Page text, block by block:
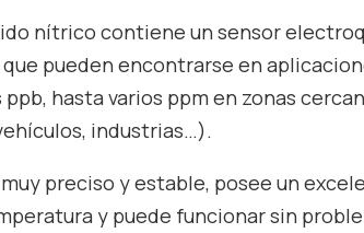
nítrico contiene un sensor
pueden encontrarse en
hasta varios ppm en zonas
industrias…).
preciso y estable, posee un
y puede funcionar sin